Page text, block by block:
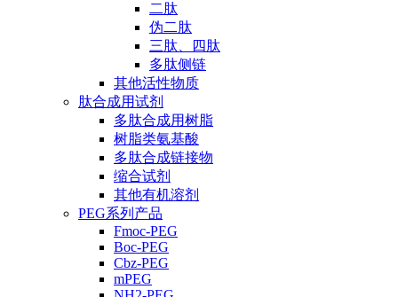
二肽
伪二肽
三肽、四肽
多肽侧链
其他活性物质
肽合成用试剂
多肽合成用树脂
树脂类氨基酸
多肽合成链接物
缩合试剂
其他有机溶剂
PEG系列产品
Fmoc-PEG
Boc-PEG
Cbz-PEG
mPEG